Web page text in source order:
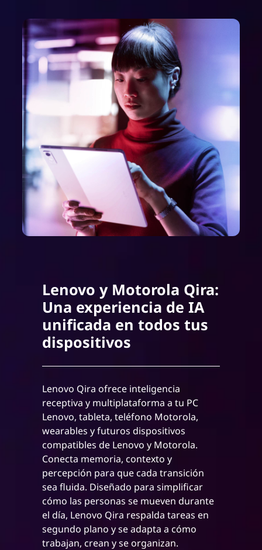
Lenovo y Motorola Qira:
Una experiencia de IA
unificada en todos tus
dispositivos
Lenovo Qira ofrece inteligencia
receptiva y multiplataforma a tu PC
Lenovo, tableta, teléfono Motorola,
wearables y futuros dispositivos
compatibles de Lenovo y Motorola.
Conecta memoria, contexto y
percepción para que cada transición
sea fluida. Diseñado para simplificar
cómo las personas se mueven durante
el día, Lenovo Qira respalda tareas en
segundo plano y se adapta a cómo
trabajan, crean y se organizan.